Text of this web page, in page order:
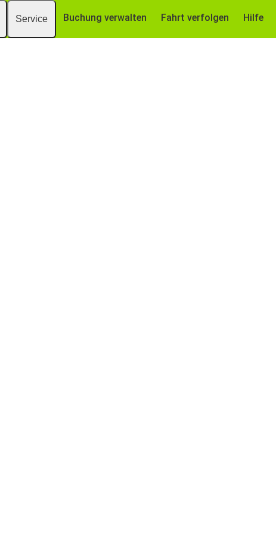
Service Buchung verwalten Fahrt verfolgen Hilfe